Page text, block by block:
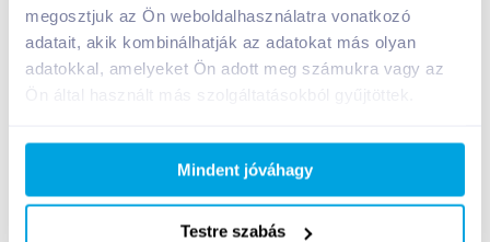
megosztjuk az Ön weboldalhasználatra vonatkozó
adatait, akik kombinálhatják az adatokat más olyan
adatokkal, amelyeket Ön adott meg számukra vagy az
Mindent jóváhagy
Testre szabás
Kosárba
Bevásárlólistához adom Értesíts, ha olcsóbb!